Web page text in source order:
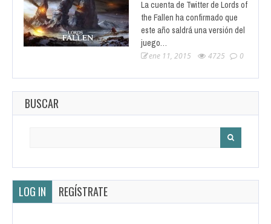
La cuenta de Twitter de Lords of
the Fallen ha confirmado que
este año saldrá una versión del
juego…
ene 11, 2015 4725 0
BUSCAR
LOG IN REGÍSTRATE